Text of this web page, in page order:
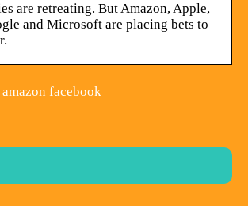
are retreating. But Amazon, Apple,
and Microsoft are placing bets to
facebook